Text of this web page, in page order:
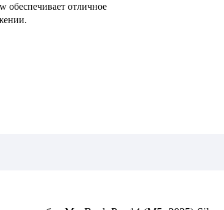
обеспечивает отличное